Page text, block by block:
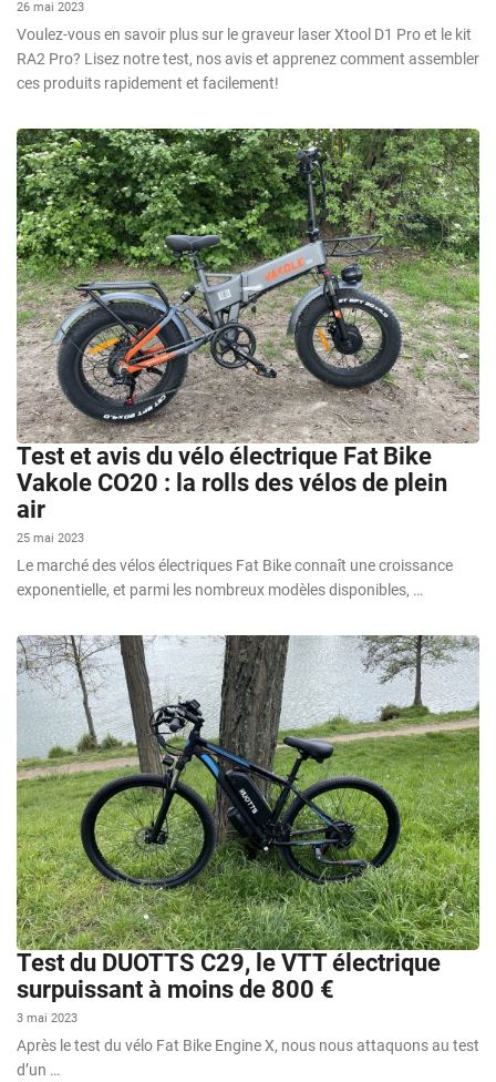
26 mai 2023
Voulez-vous en savoir plus sur le graveur laser Xtool D1 Pro et le kit
RA2 Pro? Lisez notre test, nos avis et apprenez comment assembler
ces produits rapidement et facilement!
Test et avis du vélo électrique Fat Bike
Vakole CO20 : la rolls des vélos de plein
air
25 mai 2023
Le marché des vélos électriques Fat Bike connaît une croissance
exponentielle, et parmi les nombreux modèles disponibles, …
Test du DUOTTS C29, le VTT électrique
surpuissant à moins de 800 €
3 mai 2023
Après le test du vélo Fat Bike Engine X, nous nous attaquons au test
d’un …